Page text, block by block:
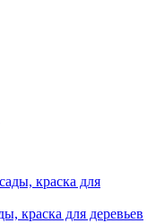
краска для деревьев